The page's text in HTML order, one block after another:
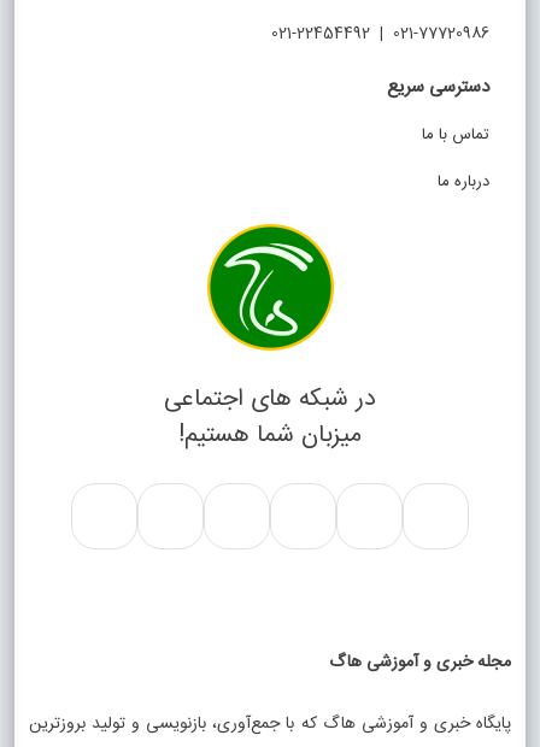
021-77720986 | 021-22454492
دسترسی سریع
تماس با ما
درباره ما
در شبکه های اجتماعی
میزبان شما هستیم!
مجله خبری و آموزشی هاگ
پایگاه خبری و آموزشی هاگ که با جمع‌آوری، بازنویسی و تولید بروزترین